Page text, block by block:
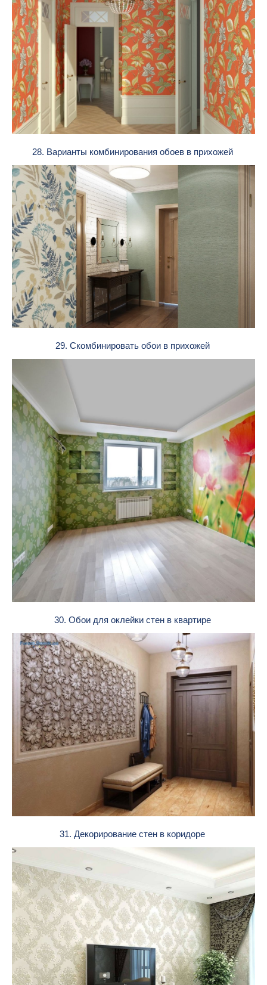
28. Варианты комбинирования обоев в прихожей
29. Скомбинировать обои в прихожей
30. Обои для оклейки стен в квартире
31. Декорирование стен в коридоре